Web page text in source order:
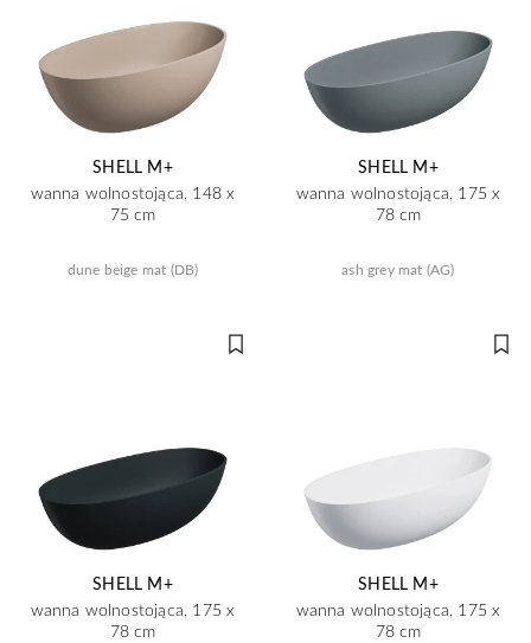
SHELL M+
wanna wolnostojąca, 148 x
75 cm
dune beige mat (DB)
SHELL M+
wanna wolnostojąca, 175 x
78 cm
ash grey mat (AG)
SHELL M+
wanna wolnostojąca, 175 x
78 cm
SHELL M+
wanna wolnostojąca, 175 x
78 cm